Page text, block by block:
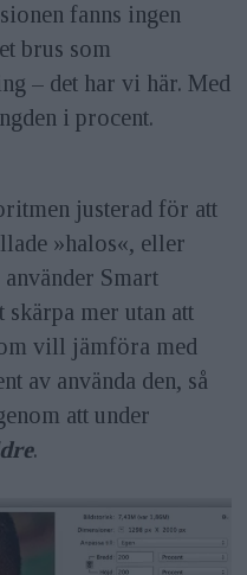
fanns ingen
brus som
– det har vi här. Med
i procent.
justerad för att
»halos«, eller
Smart
skärpa mer utan att
vill jämföra med
av använda den, så
att under
.